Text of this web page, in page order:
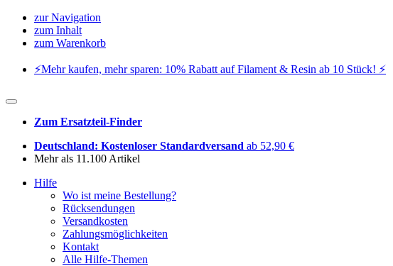
zur Navigation
zum Inhalt
zum Warenkorb
⚡️Mehr kaufen, mehr sparen: 10% Rabatt auf Filament & Resin ab 10 Stück! ⚡️
Zum Ersatzteil-Finder
Deutschland: Kostenloser Standardversand ab 52,90 €
Mehr als 11.100 Artikel
Hilfe
Wo ist meine Bestellung?
Rücksendungen
Versandkosten
Zahlungsmöglichkeiten
Kontakt
Alle Hilfe-Themen